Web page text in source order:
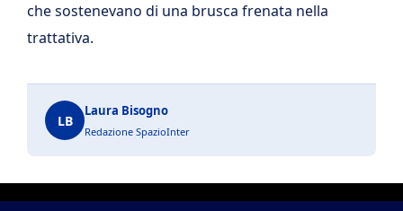
che sostenevano di una brusca frenata nella
trattativa.
LB
Laura Bisogno
Redazione SpazioInter